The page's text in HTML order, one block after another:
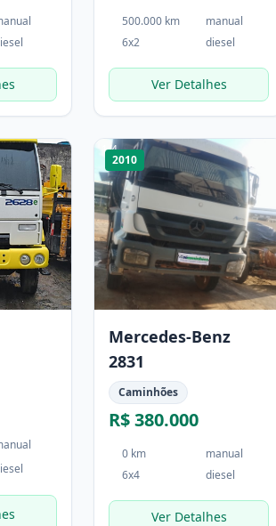
500.000 km
manual
6x2
diesel
Ver Detalhes
1/4
2010
Mercedes-Benz
2831
Caminhões
R$ 380.000
0 km
manual
6x4
diesel
Ver Detalhes